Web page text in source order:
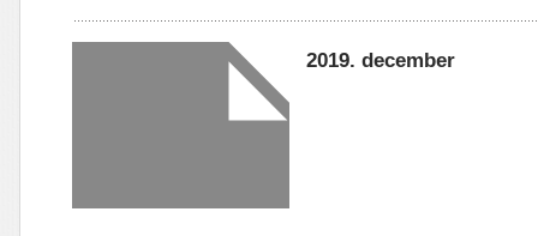
2019. december